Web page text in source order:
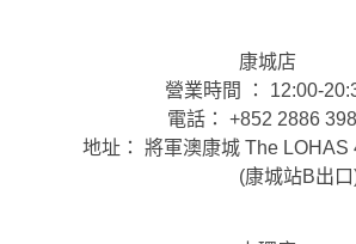
康城店
營業時間 ： 12:00-
電話： +852 2886
地址： 將軍澳康城 The LOHAS
(康城站B出口